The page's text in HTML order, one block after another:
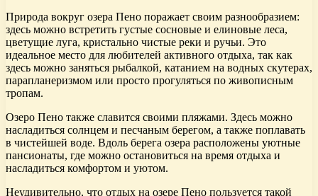
Природа вокруг озера Пено поражает своим разнообразием:
здесь можно встретить густые сосновые и елиновые леса,
цветущие луга, кристально чистые реки и ручьи. Это
идеальное место для любителей активного отдыха, так как
здесь можно заняться рыбалкой, катанием на водных скутерах,
парапланеризмом или просто прогуляться по живописным
тропам.
Озеро Пено также славится своими пляжами. Здесь можно
насладиться солнцем и песчаным берегом, а также поплавать
в чистейшей воде. Вдоль берега озера расположены уютные
пансионаты, где можно остановиться на время отдыха и
насладиться комфортом и уютом.
Неудивительно, что отдых на озере Пено пользуется такой